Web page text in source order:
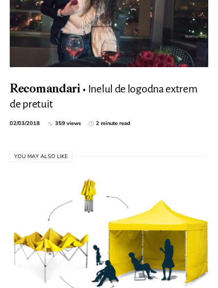
Recomandari
Inelul de logodna extrem
de pretuit
02/03/2018 359 views 2 minute read
YOU MAY ALSO LIKE